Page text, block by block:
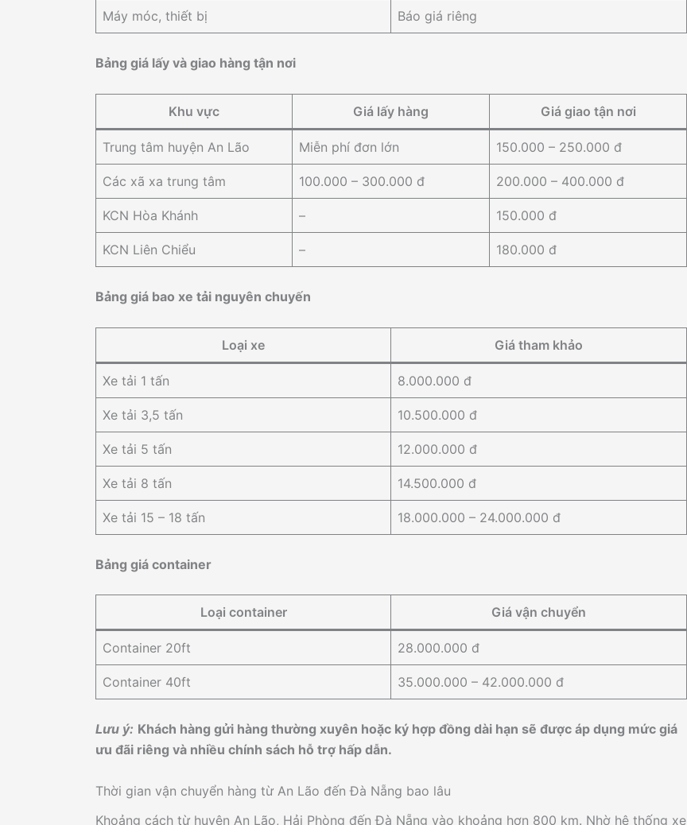
Máy móc, thiết bị Báo giá riêng
Bảng giá lấy và giao hàng tận nơi
Khu vực Giá lấy hàng Giá giao tận nơi
Trung tâm huyện An Lão Miễn phí đơn lớn 150.000 – 250.000 đ
Các xã xa trung tâm 100.000 – 300.000 đ 200.000 – 400.000 đ
KCN Hòa Khánh – 150.000 đ
KCN Liên Chiểu – 180.000 đ
Bảng giá bao xe tải nguyên chuyến
Loại xe Giá tham khảo
Xe tải 1 tấn 8.000.000 đ
Xe tải 3,5 tấn 10.500.000 đ
Xe tải 5 tấn 12.000.000 đ
Xe tải 8 tấn 14.500.000 đ
Xe tải 15 – 18 tấn 18.000.000 – 24.000.000 đ
Bảng giá container
Loại container Giá vận chuyển
Container 20ft 28.000.000 đ
Container 40ft 35.000.000 – 42.000.000 đ
Lưu ý: Khách hàng gửi hàng thường xuyên hoặc ký hợp đồng dài hạn sẽ được áp dụng mức giá
ưu đãi riêng và nhiều chính sách hỗ trợ hấp dẫn.
Thời gian vận chuyển hàng từ An Lão đến Đà Nẵng bao lâu
Khoảng cách từ huyện An Lão, Hải Phòng đến Đà Nẵng vào khoảng hơn 800 km. Nhờ hệ thống xe